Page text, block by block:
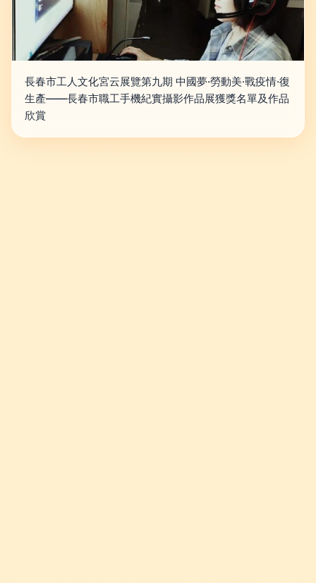
長春市工人文化宮云展覽第九期 中國夢·勞動美·戰疫情·復
生產——長春市職工手機紀實攝影作品展獲獎名單及作品
欣賞